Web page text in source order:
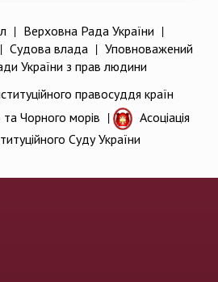
| Верховна Рада України |
| Судова влада| Уповноважений
України з прав людини
правосуддя країн
та Чорного морів |
Асоціація
Суду України